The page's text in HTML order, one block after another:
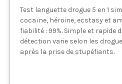
Test languette drogue 5 en 1
cocaïne, héroine, ecstasy et
fiabilité : 99%. Simple et rapide
détection varie selon les
après la prise de stupéfiants.